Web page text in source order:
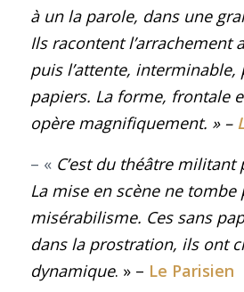
à un la parole, dans une
Ils racontent l’arrachement
puis l’attente,
papiers. La forme, frontale
opère magnifiquement. » –
– « C’est du théâtre
La mise en scène ne tombe
misérabilisme. Ces sans
dans la prostration, ils ont
dynamique. » – Le Parisien